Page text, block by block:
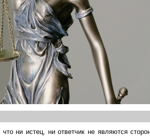
ни истец, ни ответчик не являются